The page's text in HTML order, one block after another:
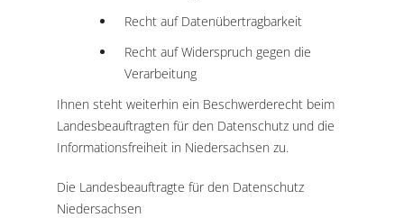
Recht auf Datenübertragbarkeit
Recht auf Widerspruch gegen die
Verarbeitung
Ihnen steht weiterhin ein Beschwerderecht beim
Landesbeauftragten für den Datenschutz und die
Informationsfreiheit in Niedersachsen zu.
Die Landesbeauftragte für den Datenschutz
Niedersachsen